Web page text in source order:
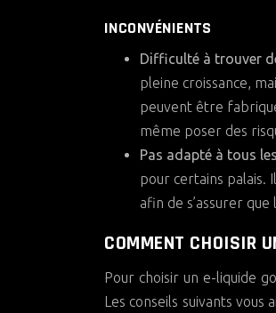
INCONVÉNIENTS
Difficulté à trouver
pleine croissance,
peuvent être
même poser des
Pas adapté à tous
pour certains palais.
afin de s’assurer
COMMENT CHOISIR
Pour choisir un e-liquide
Les conseils suivants